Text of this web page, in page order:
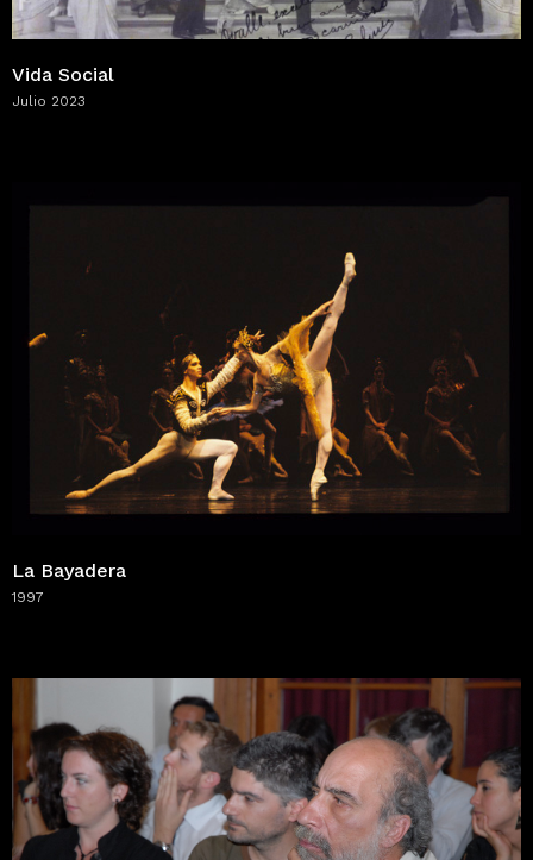
Vida Social
Julio 2023
La Bayadera
1997